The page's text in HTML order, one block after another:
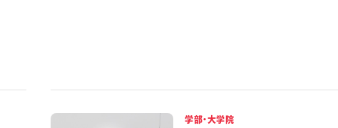
学部・大学院